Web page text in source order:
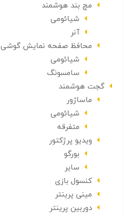
مچ بند هوشمند
شیائومی
آنر
محافظ صفحه نمایش گوشی
شیائومی
سامسونگ
گجت هوشمند
ماساژور
شیائومی
متفرقه
ویدیو پرژکتور
بورگو
سایر
کنسول بازی
مینی پرینتر
دوربین پرینتر